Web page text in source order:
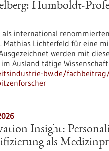
Humboldt-
als international
Mathias Lichterfeld für eine
werden mit
Ausland tätige
bw.de/
Insight:
als